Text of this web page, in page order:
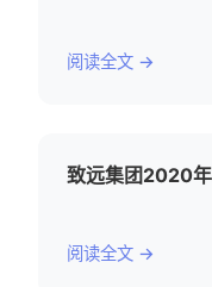
阅读全文 →
致远集团2020
阅读全文 →